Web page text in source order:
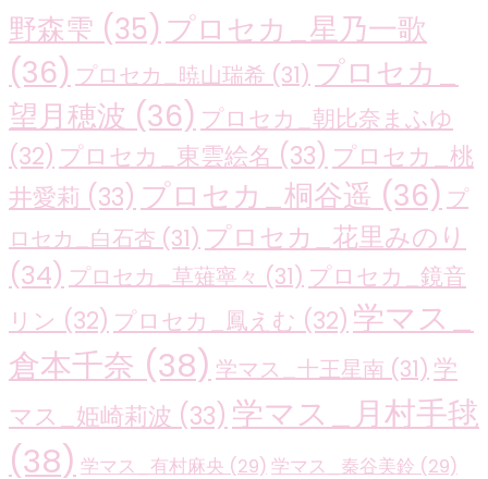
野森雫 (35) プロセカ_星乃一歌
(36) プロセカ_暁山瑞希 (31) プロセカ_
望月穂波 (36) プロセカ_朝比奈まふゆ
(32) プロセカ_東雲絵名 (33) プロセカ_桃
井愛莉 (33) プロセカ_桐谷遥 (36) プ
ロセカ_白石杏 (31) プロセカ_花里みのり
(34) プロセカ_草薙寧々 (31) プロセカ_鏡音
リン (32) プロセカ_鳳えむ (32) 学マス_
倉本千奈 (38) 学マス_十王星南 (31) 学
マス_姫崎莉波 (33) 学マス_月村手毬
(38) 学マス_有村麻央 (29) 学マス_秦谷美鈴 (29)